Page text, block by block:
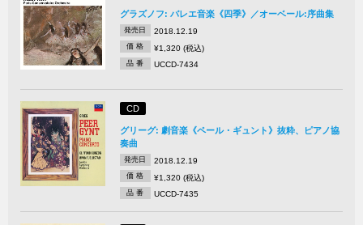
グラズノフ: バレエ音楽《四季》／オーベール:序曲集
発売日 2018.12.19
価 格 ¥1,320 (税込)
品 番 UCCD-7434
CD
グリーグ: 劇音楽《ペール・ギュント》抜粋、ピアノ協
奏曲
発売日 2018.12.19
価 格 ¥1,320 (税込)
品 番 UCCD-7435